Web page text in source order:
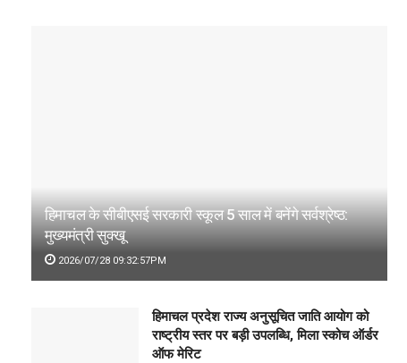
हिमाचल के सीबीएसई सरकारी स्कूल 5 साल में बनेंगे सर्वश्रेष्ठ:
मुख्यमंत्री सुक्खू
2026/07/28 09:32:57PM
हिमाचल प्रदेश राज्य अनुसूचित जाति आयोग को
राष्ट्रीय स्तर पर बड़ी उपलब्धि, मिला स्कोच ऑर्डर
ऑफ मेरिट